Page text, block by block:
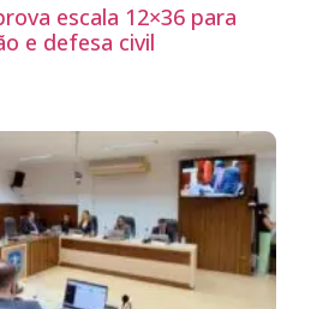
escala 12×36 para
e defesa civil